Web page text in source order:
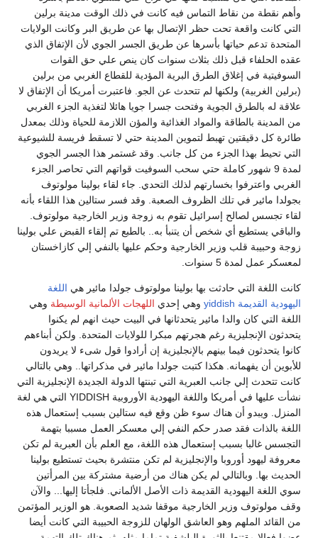
وأهم نقطة من نقاط التماس فيه كانت في ذلك الوقت مدينة برلين
التي كانت واقعة تحت حظر الإتصال بها عن طريق البر وكانت الولايات
المتحدة تدعم حياتها بأسرها عن طريق الجسر الجوي لأن الإتفاق الذي
عقده الحلفاء قبل ذلك بثلاث سنوات كان ينص علي حق القوات
السوفيتية في إغلاق الطرق البرية المؤدية للقطاع الغربي من برلين
(برلين الغربية) ولكنها لم تتحدث عن الجو. فاعتبرت أمريكا أن الإتفاق لا
علاقة له بالطرق الجوية وفتحت جسرا جويا هائلا لتغذية الجزء الغربي
من المدينة بالطاقة والمواد الغذائية والمؤن اللازمة للحياة وذلك بمعدل
طائرة كل دقيقتين تهبط لتموين المدينة حتي لا تسقط فريسة للشيوعية
التي تحيط بهذا الجزء من كل جانب. وقد غستمر هذا الجسر الجوي
لمدة 9 شهور كاملة حتي سحب السوفيت قواتهم التي تحاصر الجزء
الغربي واعترفوا بخسارتهم لذلك التحدي. جاء لقاء بولينا مولوتوف
بجولدا مائير في تلك الظروف الصعبة. وقد فسر ستالين هذا اللقاء بأنه
لقاء تجسس لصالح إسرائيل تقوم به زوجة وزير الخارجية مولوتوف.
والباقي يستطيع أي شخص أن يتنبأ به.. بالطبع تم إلقاء القبض علي بولينا
زوجة وحبيبة قلب وزير الخارجية وحكم عليها بالنفي إلي كازاخستان
لمعسكر عمل لمدة 5 سنوات.
كانت اللغة التي حادثت بها بولينا مولوتوف جولدا مائير هي اللغة
اليهودية القديمة yiddish
وهي إحدي اللهجات الألمانية الوسيطة وهي
اللغة التي كان والدا مائير يتحدثانها في البيت حيث انهم لم يكنوا
يتحدثون الإنجليزية رغم هجرتهم مبكرا للولايات المتحدة. ولكن أبناءهم
كانوا يتحدثون فيما بينهم بالإنجليزية إن أرادوا قول شىء لا يريدون
للأبوين أن يفهمانه. هكذا كتبت جولدا مائير في مذكراتها.. وهي بالتالي
كانت تتحدث إلي جانب العبرية التي تبنتها الدولة الجديدة الإنجليزية التي
نشأت عليها في أمريكا واللغة اليهودية الأوروبية YIDDISH التي هي لغة
المنزل. ويبدو أن هناك سوء ظن وقع فيه ستالين بسبب إستعمال هذه
اللغة بالذات فقد صدر حكم النفي إلي معسكر العمل مسببا بتهمة
التجسس غالبا بسبب إستعمال هذه اللغة، مع العلم بأن العبرية لم تكن
معروفة ليهود أوروبا والإنجليزية لم تكن منتشرة بحيث تستطيع بولينا
الحديث بها. وبالتالي لم يكن هناك من أرضية مشتركة بين المرأتين
سوي اللغة اليهودية القديمة ذات الأصل الألماني. فلجأتا إليها... والآن
وقف مولوتوف وزير الخارجية موقفا شديد الصعوبة. هو الوزير المؤتمن
من القائد الملهم وهو العاشق الولهان للزوجة الحبيبة التي كانت أيضا